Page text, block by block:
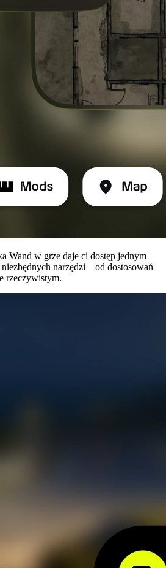
Wand w grze daje ci dostęp jednym
narzędzi – od dostosowań
rzeczywistym.